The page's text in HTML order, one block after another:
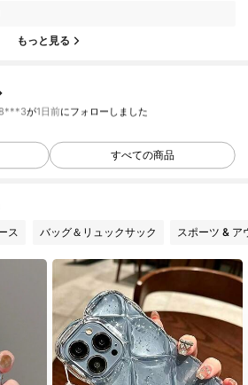
もっと見る
10 フォロワー
が1日前にフォローしました
10 フォロワー
10 フォロワー
10 フォロワー
10 フォロワー
すべての商品
ス バッグ＆リュックサック スポーツ & ア